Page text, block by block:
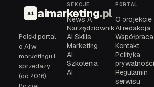
ai aimarketing.pl
Polski portal
o AI w
marketingu i
sprzedaży
(od 2016).
SEKCJE
News AI
Narzędziownik
AI Skills
Marketing
AI
Szkolenia
AI
PORTAL
O projekcie
AI redakcja
Współpraca
Kontakt
Polityka
prywatności
Regulamin
serwisu